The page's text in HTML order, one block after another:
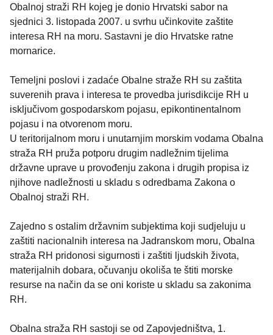
Obalnoj straži RH kojeg je donio Hrvatski sabor na
sjednici 3. listopada 2007. u svrhu učinkovite zaštite
interesa RH na moru. Sastavni je dio Hrvatske ratne
mornarice.
Temeljni poslovi i zadaće Obalne straže RH su zaštita
suverenih prava i interesa te provedba jurisdikcije RH u
isključivom gospodarskom pojasu, epikontinentalnom
pojasu i na otvorenom moru.
U teritorijalnom moru i unutarnjim morskim vodama Obalna
straža RH pruža potporu drugim nadležnim tijelima
državne uprave u provođenju zakona i drugih propisa iz
njihove nadležnosti u skladu s odredbama Zakona o
Obalnoj straži RH.
Zajedno s ostalim državnim subjektima koji sudjeluju u
zaštiti nacionalnih interesa na Jadranskom moru, Obalna
straža RH pridonosi sigurnosti i zaštiti ljudskih života,
materijalnih dobara, očuvanju okoliša te štiti morske
resurse na način da se oni koriste u skladu sa zakonima
RH.
Obalna straža RH sastoji se od Zapovjedništva, 1.